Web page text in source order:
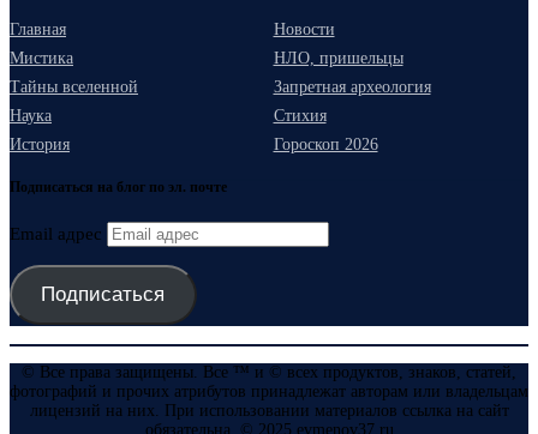
Главная
Новости
Мистика
НЛО, пришельцы
Тайны вселенной
Запретная археология
Наука
Стихия
История
Гороскоп 2026
Подписаться на блог по эл. почте
Email адрес
Подписаться
© Все права защищены. Все ™ и © всех продуктов, знаков, статей,
фотографий и прочих атрибутов принадлежат авторам или владельцам
лицензий на них. При использовании материалов ссылка на сайт
обязательна. © 2025 evmenov37.ru